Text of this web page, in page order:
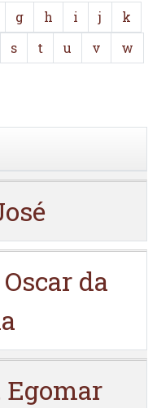
g h i j
k
s t u v
w
da
Egomar